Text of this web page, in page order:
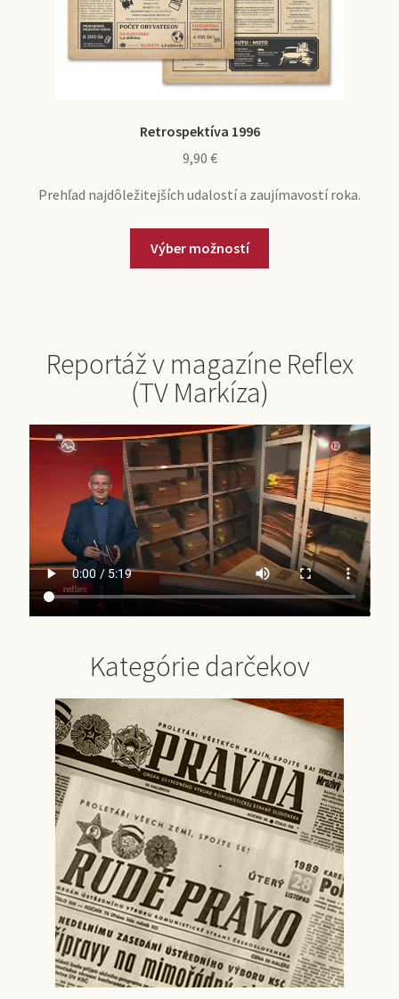
Retrospektíva 1996
9,90 €
Prehľad najdôležitejších udalostí a zaujímavostí roka.
Výber možností
Reportáž v magazíne Reflex
(TV Markíza)
Kategórie darčekov